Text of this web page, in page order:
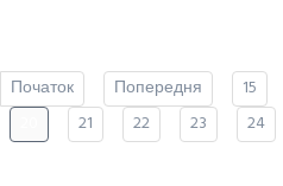
Початок Попередня 15
21 22 23 24